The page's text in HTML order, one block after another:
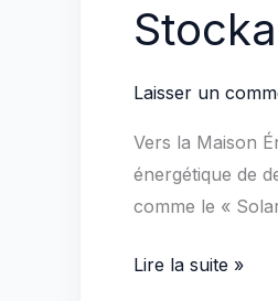
Laisser un
Vers la Maison
énergétique de
comme le «
Maison
Lire la suite »